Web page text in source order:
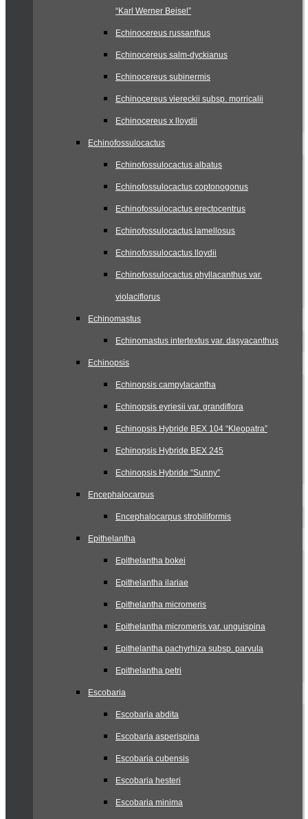
“Karl Werner Beisel”
Echinocereus russanthus
Echinocereus salm-dyckianus
Echinocereus subinermis
Echinocereus viereckii subsp. morricalii
Echinocereus x lloydii
Echinofossulocactus
Echinofossulocactus albatus
Echinofossulocactus coptonogonus
Echinofossulocactus erectocentrus
Echinofossulocactus lamellosus
Echinofossulocactus lloydii
Echinofossulocactus phyllacanthus var.
violaciflorus
Echinomastus
Echinomastus intertextus var. dasyacanthus
Echinopsis
Echinopsis campylacantha
Echinopsis eyriesii var. grandiflora
Echinopsis Hybride BEX 104 “Kleopatra”
Echinopsis Hybride BEX 245
Echinopsis Hybride “Sunny”
Encephalocarpus
Encephalocarpus strobiliformis
Epithelantha
Epithelantha bokei
Epithelantha ilariae
Epithelantha micromeris
Epithelantha micromeris var. unguispina
Epithelantha pachyrhiza subsp. parvula
Epithelantha petri
Escobaria
Escobaria abdita
Escobaria asperispina
Escobaria cubensis
Escobaria hesteri
Escobaria minima